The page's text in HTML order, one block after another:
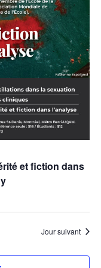
et fiction dans
Jour suivant